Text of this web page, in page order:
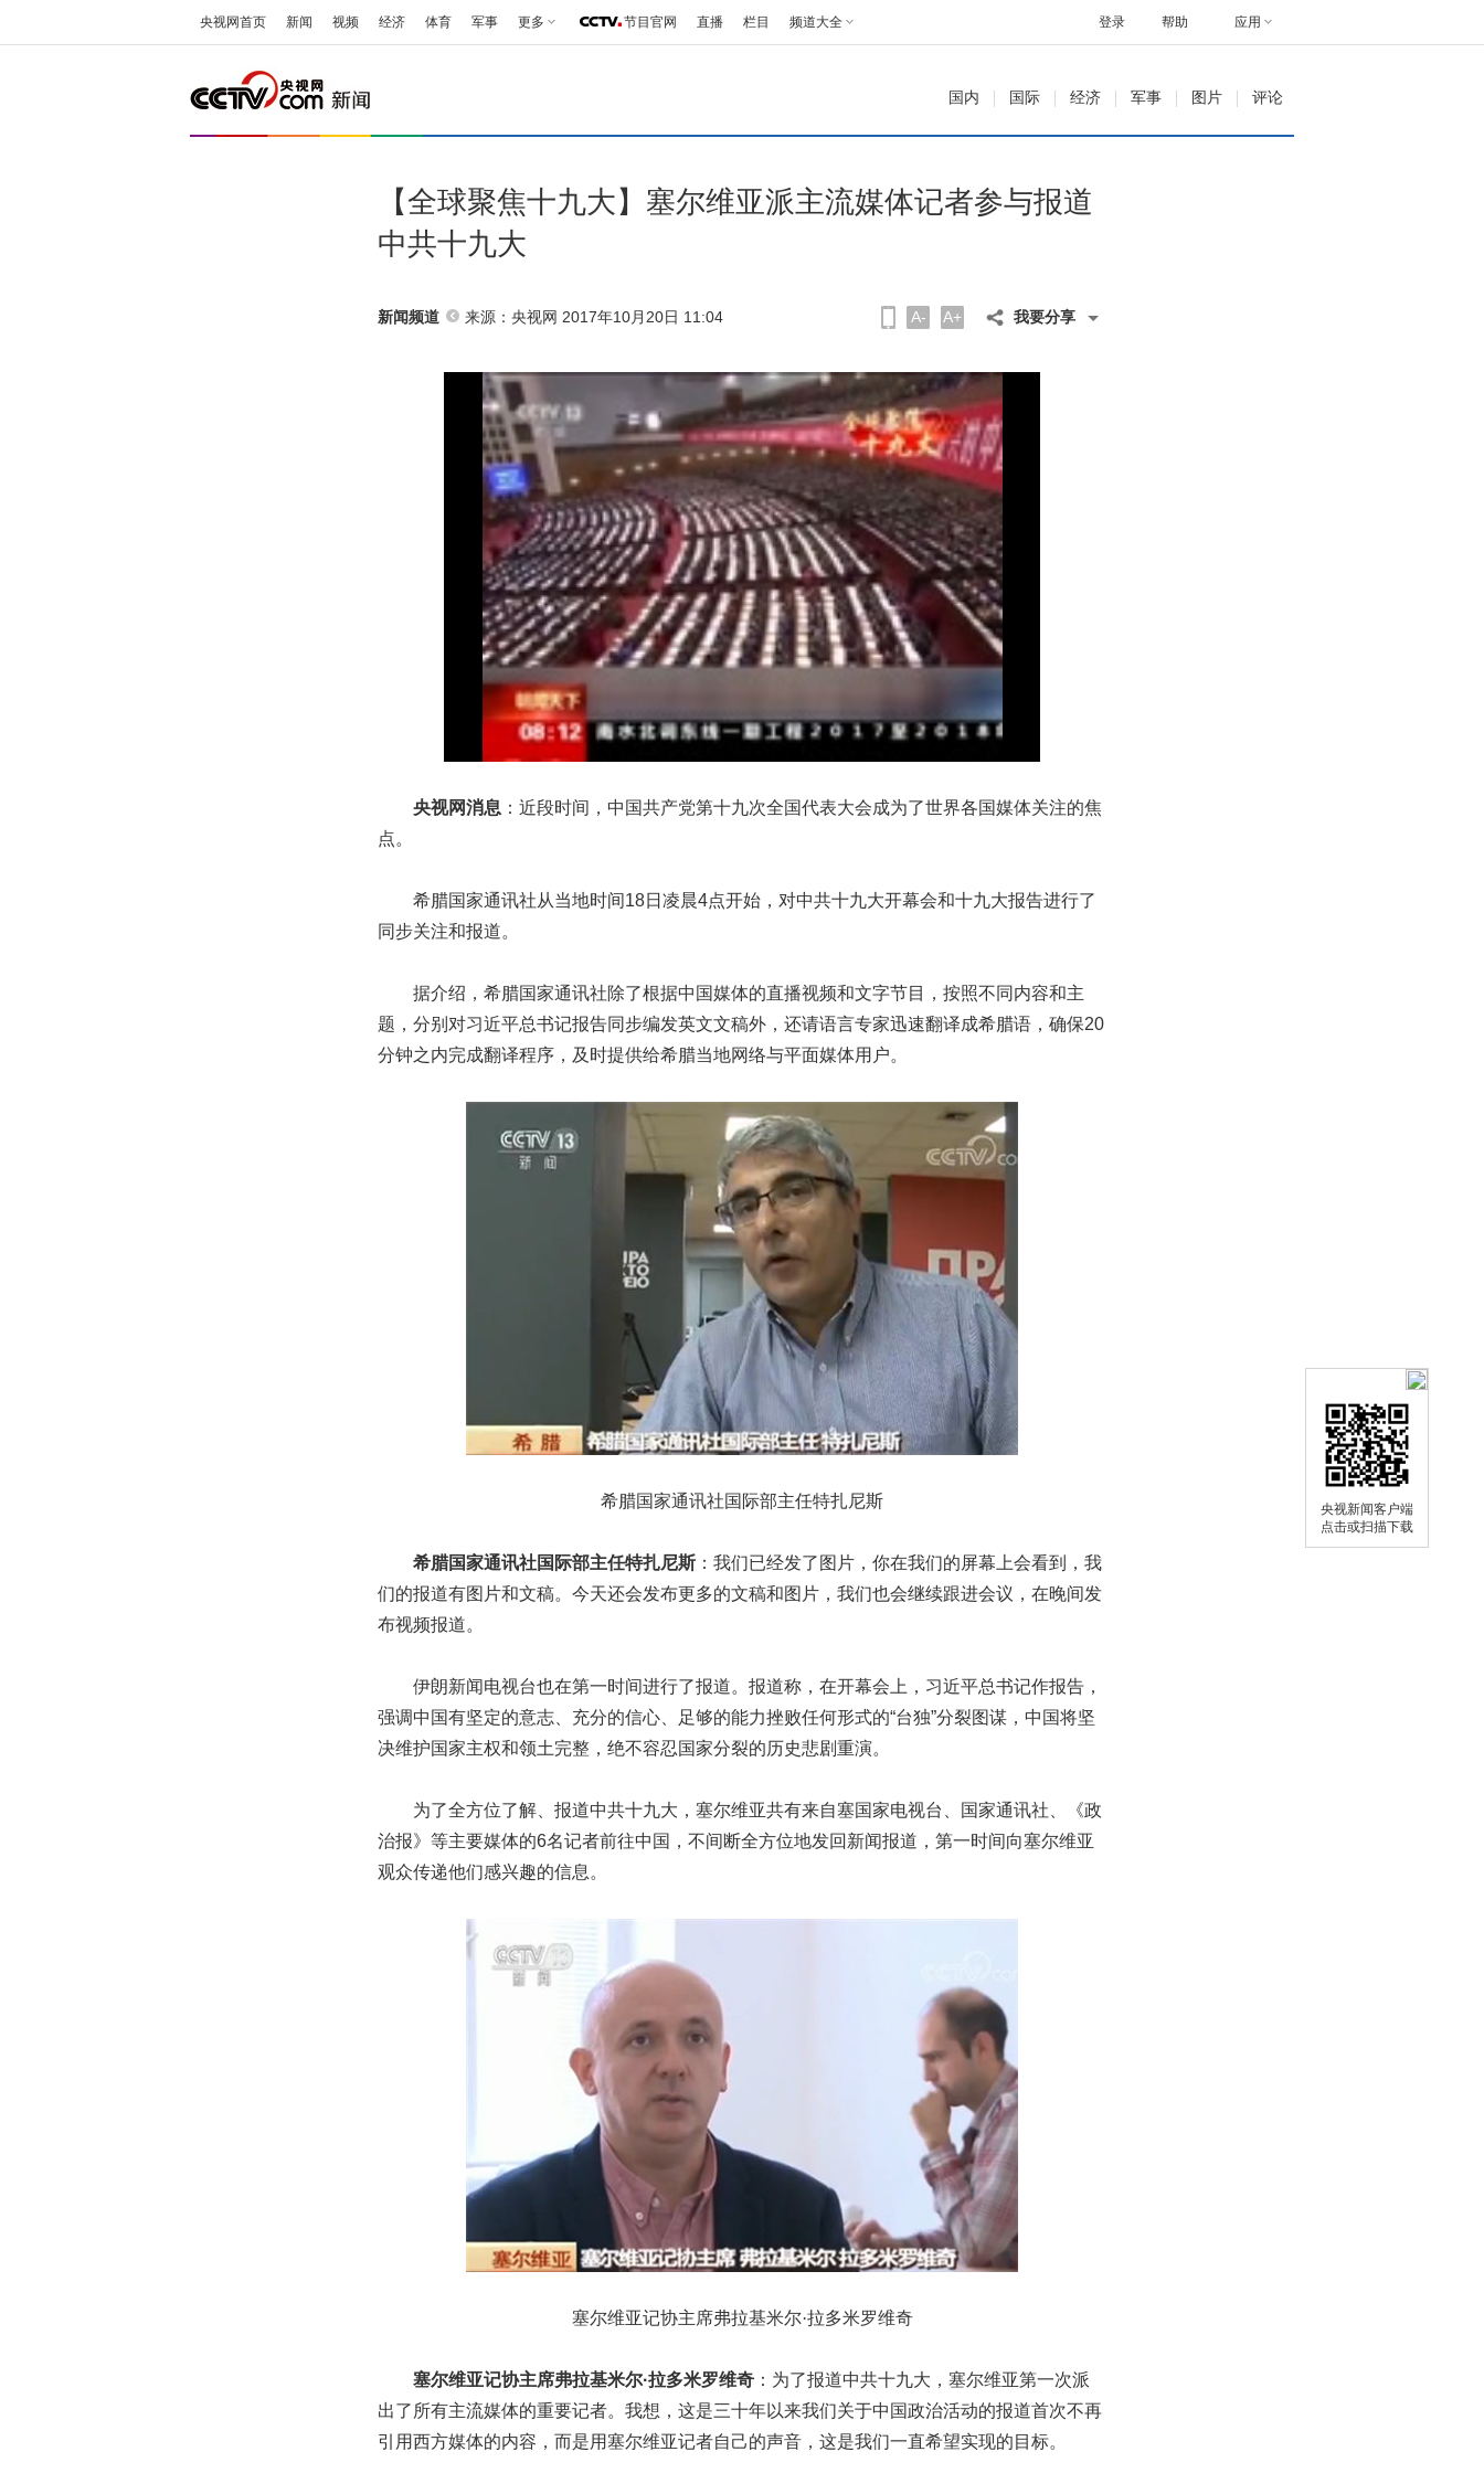
央视新闻客户端
点击或扫描下载
央视网首页 新闻 视频 经济 体育 军事 更多 节目官网 直播 栏目 频道大全 帮助 应用
登录
国内 国际 经济 军事 图片 评论
【全球聚焦十九大】塞尔维亚派主流媒体记者参与报道
中共十九大
新闻频道 来源：央视网 2017年10月20日 11:04 A- A+ 我要分享
央视网消息 ：近段时间，中国共产党第十九次全国代表大会成为了世界各国媒体关注的焦
点。
希腊国家通讯社从当地时间18日凌晨4点开始，对中共十九大开幕会和十九大报告进行了
同步关注和报道。
据介绍，希腊国家通讯社除了根据中国媒体的直播视频和文字节目，按照不同内容和主
题，分别对习近平总书记报告同步编发英文文稿外，还请语言专家迅速翻译成希腊语，确保20
分钟之内完成翻译程序，及时提供给希腊当地网络与平面媒体用户。
希腊国家通讯社国际部主任特扎尼斯
希腊国家通讯社国际部主任特扎尼斯：我们已经发了图片，你在我们的屏幕上会看到，我
们的报道有图片和文稿。今天还会发布更多的文稿和图片，我们也会继续跟进会议，在晚间发
布视频报道。
伊朗新闻电视台也在第一时间进行了报道。报道称，在开幕会上，习近平总书记作报告，
强调中国有坚定的意志、充分的信心、足够的能力挫败任何形式的“台独”分裂图谋，中国将坚
决维护国家主权和领土完整，绝不容忍国家分裂的历史悲剧重演。
为了全方位了解、报道中共十九大，塞尔维亚共有来自塞国家电视台、国家通讯社、《政
治报》等主要媒体的6名记者前往中国，不间断全方位地发回新闻报道，第一时间向塞尔维亚
观众传递他们感兴趣的信息。
塞尔维亚记协主席弗拉基米尔·拉多米罗维奇
塞尔维亚记协主席弗拉基米尔·拉多米罗维奇 ：为了报道中共十九大，塞尔维亚第一次派
出了所有主流媒体的重要记者。我想，这是三十年以来我们关于中国政治活动的报道首次不再
引用西方媒体的内容，而是用塞尔维亚记者自己的声音，这是我们一直希望实现的目标。